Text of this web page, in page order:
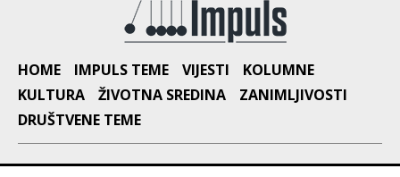
HOME IMPULS TEME VIJESTI
KOLUMNE
KULTURA
ŽIVOTNA SREDINA
ZANIMLJIVOSTI
DRUŠTVENE TEME